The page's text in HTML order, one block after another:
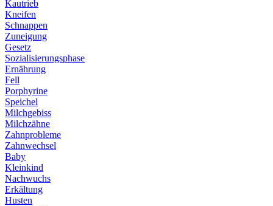
Kautrieb
Kneifen
Schnappen
Zuneigung
Gesetz
Sozialisierungsphase
Ernährung
Fell
Porphyrine
Speichel
Milchgebiss
Milchzähne
Zahnprobleme
Zahnwechsel
Baby
Kleinkind
Nachwuchs
Erkältung
Husten